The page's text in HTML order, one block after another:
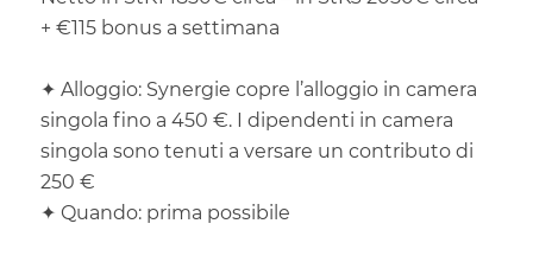
+ €115 bonus a settimana
✦ Alloggio: Synergie copre l’alloggio in camera
singola fino a 450 €. I dipendenti in camera
singola sono tenuti a versare un contributo di
250 €
✦ Quando: prima possibile